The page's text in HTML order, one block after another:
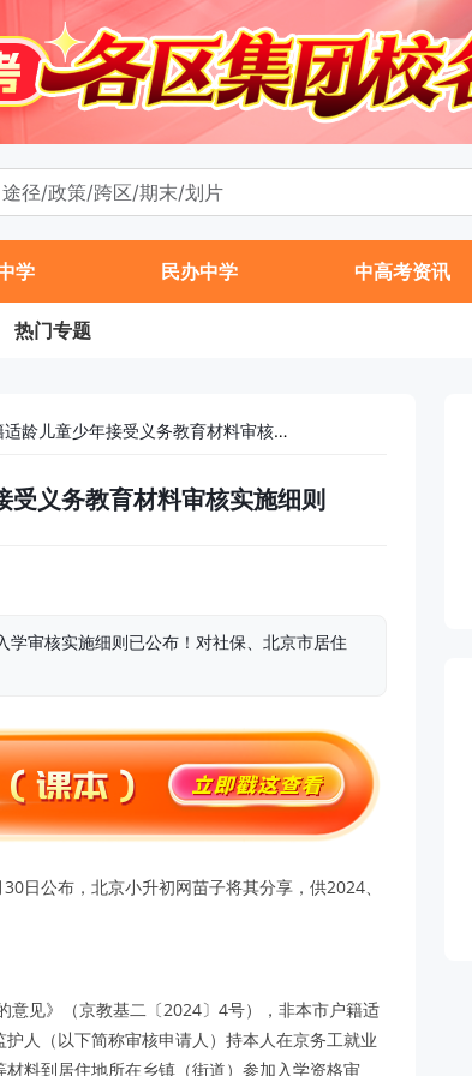
学 民办中学 中高考资讯
热门专题
2024年房山区非本市户籍适龄儿童少年接受义务教育材料审核实施细则
受义务教育材料审核实施细则
审核实施细则已公布！对社保、北京市居住
日公布，北京小升初网苗子将其分享，供2024、
见》（京教基二〔2024〕4号），非本市户籍适
人（以下简称审核申请人）持本人在京务工就业
料到居住地所在乡镇（街道）参加入学资格审